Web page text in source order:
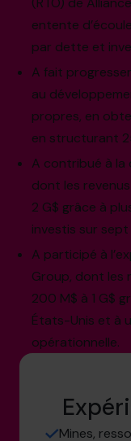
entente
par dette et
A fait
au
propres, en
en structurant
A contribué à la
dont les
2 G$ grâce à
investis sur sept
A participé à
Group, dont les
200 M$ à 1 G$
États-Unis et à
opérationnelle.
Mines,